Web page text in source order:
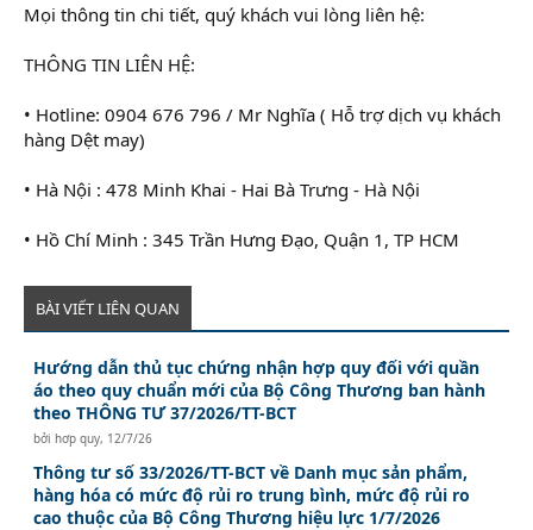
Mọi thông tin chi tiết, quý khách vui lòng liên hệ:
THÔNG TIN LIÊN HỆ:
• Hotline: 0904 676 796 / Mr Nghĩa ( Hỗ trợ dịch vụ khách
hàng Dệt may)
• Hà Nội : 478 Minh Khai - Hai Bà Trưng - Hà Nội
• Hồ Chí Minh : 345 Trần Hưng Đạo, Quận 1, TP HCM
BÀI VIẾT LIÊN QUAN
Hướng dẫn thủ tục chứng nhận hợp quy đối với quần
áo theo quy chuẩn mới của Bộ Công Thương ban hành
theo THÔNG TƯ 37/2026/TT-BCT
bởihơp quy, 12/7/26
Thông tư số 33/2026/TT-BCT về Danh mục sản phẩm,
hàng hóa có mức độ rủi ro trung bình, mức độ rủi ro
cao thuộc của Bộ Công Thương hiệu lực 1/7/2026